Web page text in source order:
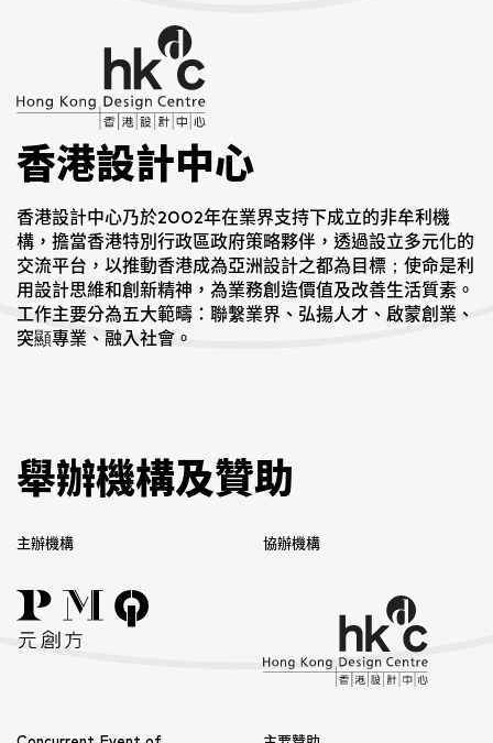
香港設計中心
香港設計中心乃於2002年在業界支持下成立的非牟利機
構，擔當香港特別行政區政府策略夥伴，透過設立多元化的
交流平台，以推動香港成為亞洲設計之都為目標；使命是利
用設計思維和創新精神，為業務創造價值及改善生活質素。
工作主要分為五大範疇：聯繫業界、弘揚人才、啟蒙創業、
突顯專業、融入社會。
舉辦機構及贊助
主辦機構 協辦機構